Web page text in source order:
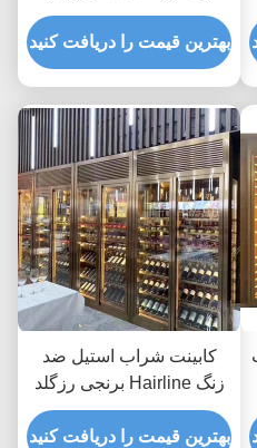
یخچال ASTM 316L 201
بهترین قیمت را دریافت کنید
کابینت شراب استیل ضد
زنگ Hairline برنجی رزگلد
یخچال 300 میلی متر تا عمق
500 میلی متر
بهترین قیمت را دریافت کنید